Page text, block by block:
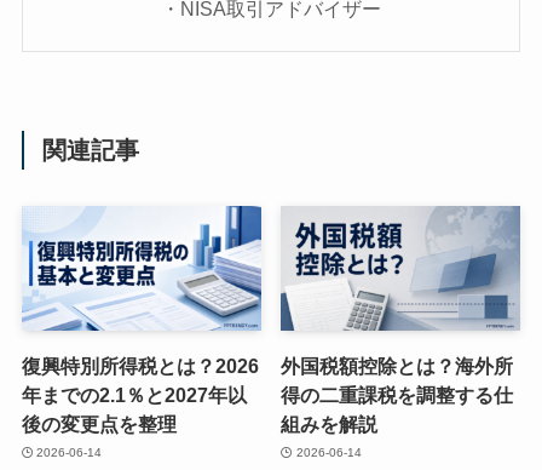
・NISA取引アドバイザー
関連記事
復興特別所得税とは？2026
年までの2.1％と2027年以
後の変更点を整理
2026-06-14
外国税額控除とは？海外所
得の二重課税を調整する仕
組みを解説
2026-06-14